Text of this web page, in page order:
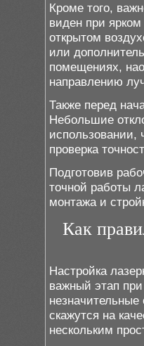
Кроме того,
виден при
открытом
или
помещениях,
направлению
Также перед
Небольшие
использовании,
проверка
Подготовив
точной работы
монтажа и
Как
Настройка
важный этап
скажутся на
нескольким